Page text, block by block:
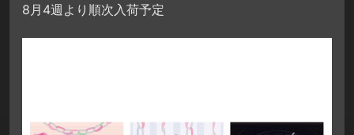
8月4週より順次入荷予定